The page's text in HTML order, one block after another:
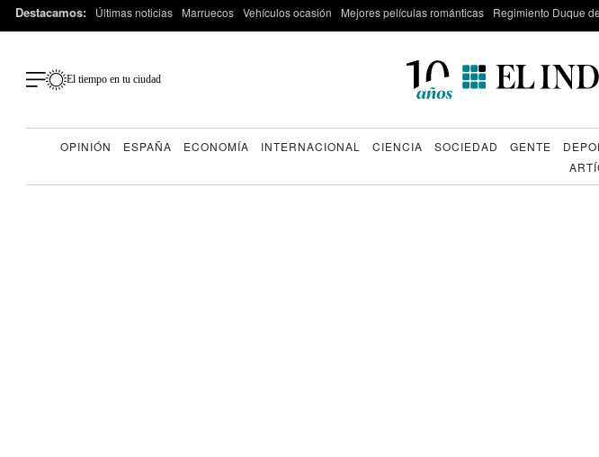
Destacamos: Últimas noticias Marruecos Vehículos ocasión Mejores películas románticas Regimiento Duque
El tiempo en tu ciudad
OPINIÓN ESPAÑA ECONOMÍA INTERNACIONAL CIENCIA SOCIEDAD GENTE